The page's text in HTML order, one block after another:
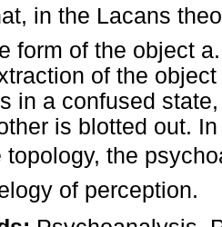
in the Lacans
form of the object
of the
in a confused
is blotted out.
topology, the
of perception.